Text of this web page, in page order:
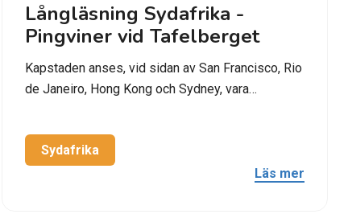
Långläsning Sydafrika -
Pingviner vid Tafelberget
Kapstaden anses, vid sidan av San Francisco, Rio
de Janeiro, Hong Kong och Sydney, vara…
Sydafrika
Läs mer